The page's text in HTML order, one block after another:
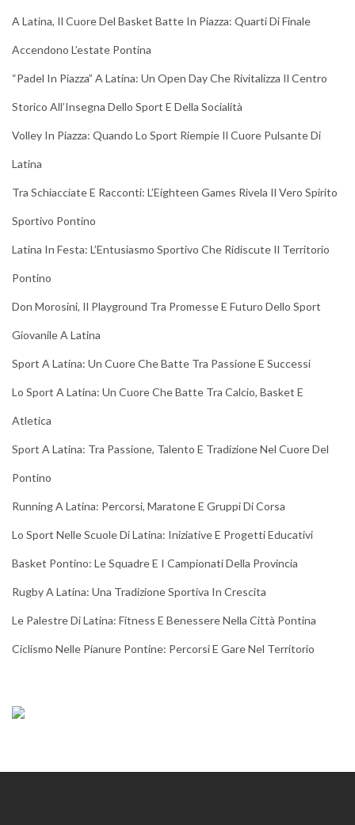
A Latina, Il Cuore Del Basket Batte In Piazza: Quarti Di Finale
Accendono L’estate Pontina
“Padel In Piazza” A Latina: Un Open Day Che Rivitalizza Il Centro
Storico All’Insegna Dello Sport E Della Socialità
Volley In Piazza: Quando Lo Sport Riempie Il Cuore Pulsante Di
Latina
Tra Schiacciate E Racconti: L’Eighteen Games Rivela Il Vero Spirito
Sportivo Pontino
Latina In Festa: L’Entusiasmo Sportivo Che Ridiscute Il Territorio
Pontino
Don Morosini, Il Playground Tra Promesse E Futuro Dello Sport
Giovanile A Latina
Sport A Latina: Un Cuore Che Batte Tra Passione E Successi
Lo Sport A Latina: Un Cuore Che Batte Tra Calcio, Basket E
Atletica
Sport A Latina: Tra Passione, Talento E Tradizione Nel Cuore Del
Pontino
Running A Latina: Percorsi, Maratone E Gruppi Di Corsa
Lo Sport Nelle Scuole Di Latina: Iniziative E Progetti Educativi
Basket Pontino: Le Squadre E I Campionati Della Provincia
Rugby A Latina: Una Tradizione Sportiva In Crescita
Le Palestre Di Latina: Fitness E Benessere Nella Città Pontina
Ciclismo Nelle Pianure Pontine: Percorsi E Gare Nel Territorio